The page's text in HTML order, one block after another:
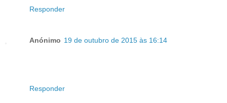
Responder
Anónimo 19 de outubro de 2015 às 16:14
Responder